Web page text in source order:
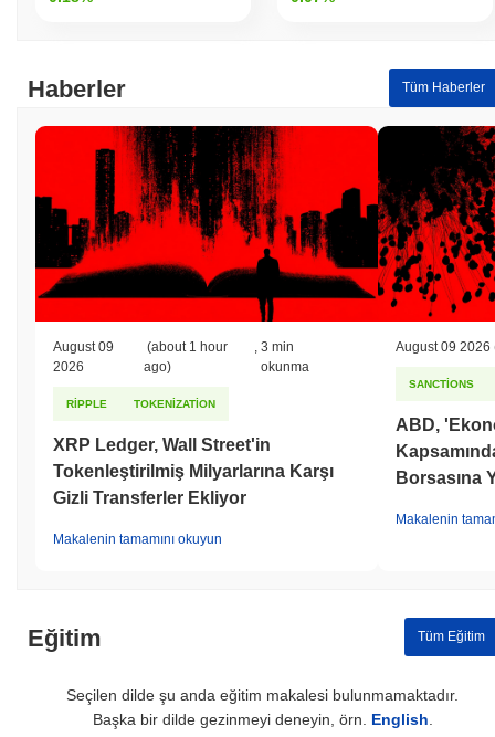
geçici bir gecikme gösterdiğini belirtir.
Haberler Tüm Haberler
August 09
2026
(about 1 hour
ago)
,3 min
okunma
RIPPLE TOKENIZATION
XRP Ledger, Wall Street'in
Tokenleştirilmiş Milyarlarına Karşı
Gizli Transferler Ekliyor
Makalenin tamamını okuyun
August 09 2026
SANCTIONS
ABD,
Borsasına
Makalenin
Eğitim Tüm Eğitim
Seçilen dilde şu anda eğitim makalesi bulunmamaktadır.
Başka bir dilde gezinmeyi deneyin, örn. English